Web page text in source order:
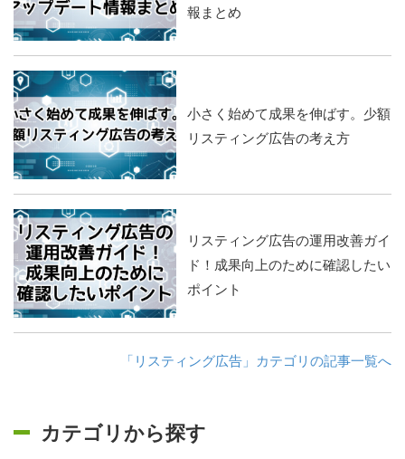
報まとめ
小さく始めて成果を伸ばす。少額
リスティング広告の考え方
リスティング広告の運用改善ガイ
ド！成果向上のために確認したい
ポイント
「リスティング広告」カテゴリの記事一覧へ
カテゴリから探す